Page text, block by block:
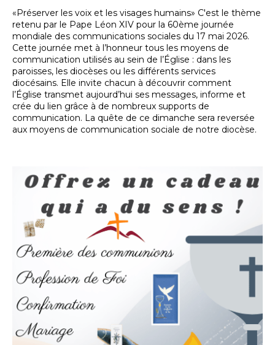
«Préserver les voix et les visages humains» C'est le thème
retenu par le Pape Léon XIV pour la 60ème journée
mondiale des communications sociales du 17 mai 2026.
Cette journée met à l’honneur tous les moyens de
communication utilisés au sein de l’Église : dans les
paroisses, les diocèses ou les différents services
diocésains. Elle invite chacun à découvrir comment
l’Église transmet aujourd’hui ses messages, informe et
crée du lien grâce à de nombreux supports de
communication. La quête de ce dimanche sera reversée
aux moyens de communication sociale de notre diocèse.